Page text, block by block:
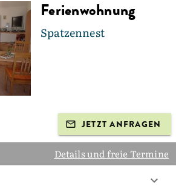
Ferienwohnung
Spatzennest
JETZT ANFRAGEN
Details und freie Termine